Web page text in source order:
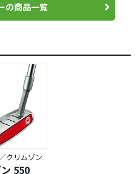
の商品一覧
クリムゾン
550